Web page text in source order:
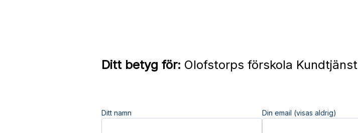
Ditt betyg för: Olofstorps förskola Kundtjänst
Ditt namn Din email (visas aldrig)